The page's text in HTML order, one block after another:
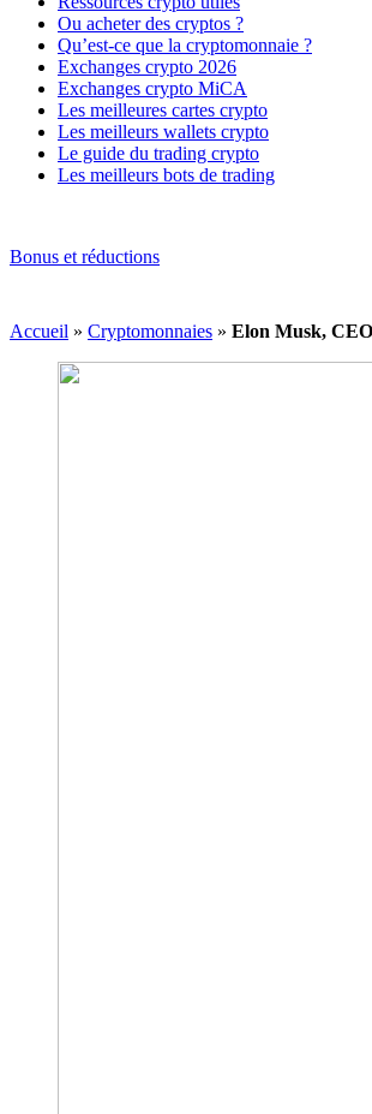
Ou acheter des cryptos ?
Qu’est-ce que la cryptomonnaie ?
Exchanges crypto 2026
Exchanges crypto MiCA
Les meilleures cartes crypto
Les meilleurs wallets crypto
Le guide du trading crypto
Les meilleurs bots de trading
Bonus et réductions
Accueil » Cryptomonnaies » Elon Musk,